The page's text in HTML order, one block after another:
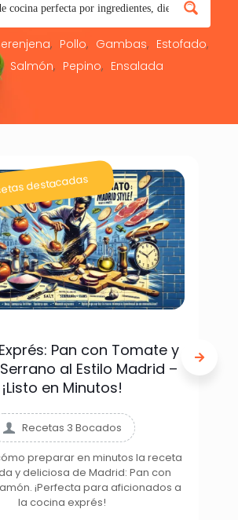
Pollo Gambas
Estofado
Salmón Pepino Ensalada
destacadas
Pan con Tomate y
al Estilo Madrid –
¡Listo en Minutos!
Recetas 3 Bocados
preparar en minutos la receta
y deliciosa de Madrid: Pan con
¡Perfecta para aficionados a
la cocina exprés!